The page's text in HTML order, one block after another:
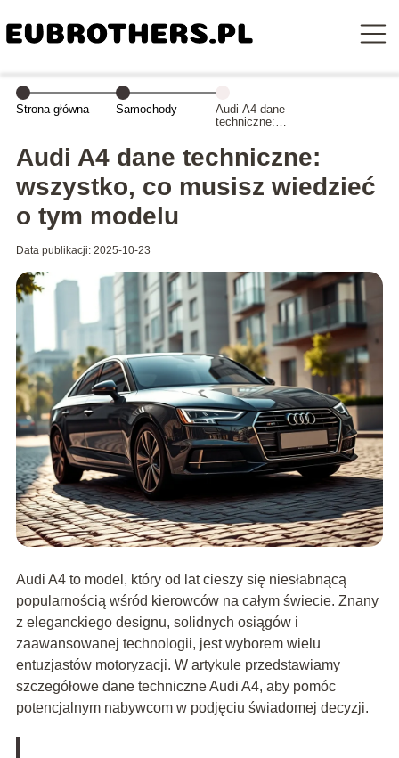
Strona główna Samochody
Audi A4 dane
techniczne:
musisz wiedzieć
o tym modelu
Audi A4 dane techniczne:
wszystko, co musisz wiedzieć
o tym modelu
Data publikacji: 2025-10-23
Audi A4 to model, który od lat cieszy się niesłabnącą
popularnością wśród kierowców na całym świecie. Znany
z eleganckiego designu, solidnych osiągów i
zaawansowanej technologii, jest wyborem wielu
entuzjastów motoryzacji. W artykule przedstawiamy
szczegółowe dane techniczne Audi A4, aby pomóc
potencjalnym nabywcom w podjęciu świadomej decyzji.